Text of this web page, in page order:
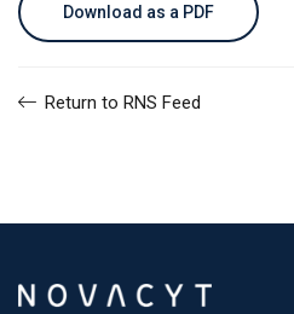
Download as a PDF
Return to RNS Feed